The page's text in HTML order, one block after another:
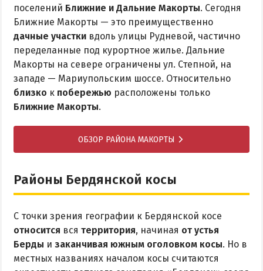
поселений Ближние и Дальние Макорты. Сегодня
Ближние Макорты — это преимущественно
дачные участки вдоль улицы Рудневой, частично
переделанные под курортное жилье. Дальние
Макорты на севере ограничены ул. Степной, на
западе — Мариупольским шоссе. Относительно
близко к побережью расположены только
Ближние Макорты.
ОБЗОР РАЙОНА МАКОРТЫ
Районы Бердянской косы
С точки зрения географии к Бердянской косе
относится вся территория, начиная от устья
Берды и заканчивая южным оголовком косы. Но в
местных названиях началом косы считаются